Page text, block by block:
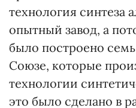
технология синтеза
опытный завод, а
было построено
Союзе, которые
технологии
это было сделано в